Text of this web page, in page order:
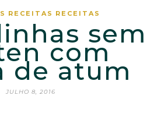
RECEITAS RECEITAS
sem
com
de atum
JULHO 8, 2016